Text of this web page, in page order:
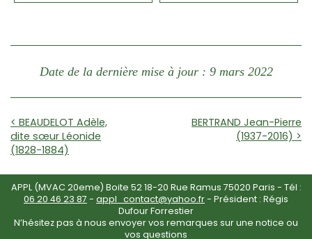
Date de la dernière mise à jour : 9 mars 2022
< BEAUDELOT Adèle,
dite sœur Léonide
(1828-1884)
BERTRAND Jean-Pierre
(1937-2016) >
APPL (MVAC 20eme) Boite 52 18-20 Rue Ramus 75020 Paris - Tél :
06 20 46 23 87 - appl_contact@yahoo.fr- Président : Régis
Dufour Forrestier
N’hésitez pas à nous envoyer vos remarques sur une notice ou
vos questions